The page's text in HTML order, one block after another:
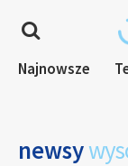
Najnowsze
newsy